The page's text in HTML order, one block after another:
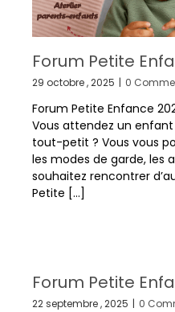
Forum Petite
29 octobre , 2025 | 0
Forum Petite Enfance
Vous attendez un
tout-petit ? Vous vous
les modes de garde, les
souhaitez rencontrer
Petite [...]
Forum Petite
22 septembre , 2025 | 0